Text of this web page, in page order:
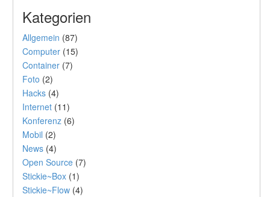
Kategorien
Allgemein (87)
Computer (15)
Container (7)
Foto (2)
Hacks (4)
Internet (11)
Konferenz (6)
Mobil (2)
News (4)
Open Source (7)
Stickie~Box (1)
Stickie~Flow (4)